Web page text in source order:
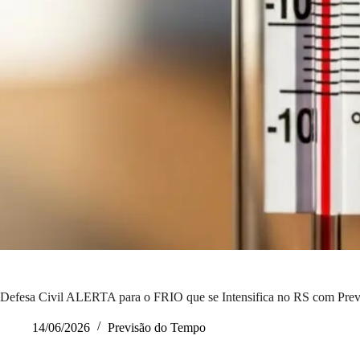
Defesa Civil ALERTA para o FRIO que se Intensifica no RS com
14/06/2026 Previsão do Tempo